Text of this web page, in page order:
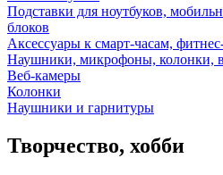
Подставки для ноутбуков,
блоков
Аксессуары к смарт-часам,
Наушники, микрофоны, колонки,
Веб-камеры
Колонки
Наушники и гарнитуры
Творчество, хобби